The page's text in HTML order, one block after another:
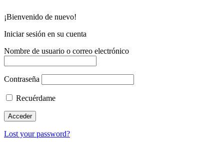
¡Bienvenido de nuevo!
Iniciar sesión en su cuenta
Nombre de usuario o correo electrónico
Contraseña
Recuérdame
Lost your password?